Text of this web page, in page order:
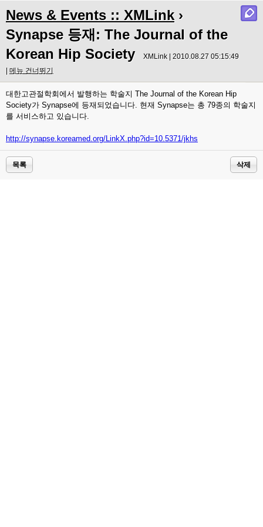
News & Events :: XMLink ›
Synapse 등재: The Journal of the
Korean Hip Society
XMLink | 2010.08.27 05:15:49
메뉴 건너뛰기
대한고관절학회에서 발행하는 학술지 The Journal of the Korean Hip
Society가 Synapse에 등재되었습니다. 현재 Synapse는 총 79종의 학술지
를 서비스하고 있습니다.
http://synapse.koreamed.org/LinkX.php?id=10.5371/jkhs
목록 삭제